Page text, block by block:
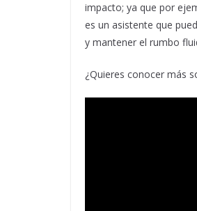
impacto; ya que por
es un asistente que
y mantener el rumbo
¿Quieres conocer más